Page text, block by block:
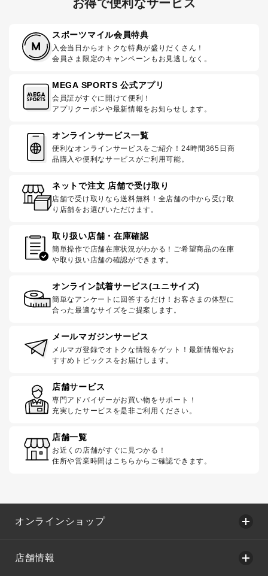
お得で便利なサービス
スポーツマイル会員特典
入会当日からオトクな特典が盛りだくさん！
会員さま限定のキャンペーンもお見逃しなく。
MEGA SPORTS 公式アプリ
会員証がすぐに開けて便利！
アプリクーポンや最新情報をお知らせします。
オンラインサービス一覧
便利なオンラインサービスをご紹介！24時間365日商
品購入や便利なサービスがご利用可能。
ネットで注文 店舗で受け取り
店舗で受け取りなら送料無料！全店舗の中から受け取
り店舗をお選びいただけます。
取り扱い店舗・在庫確認
簡単操作で店舗在庫状況がわかる！ご希望商品の在庫
や取り扱い店舗の確認ができます。
オンライン試着サービス(ユニサイズ)
簡単なアンケートに回答するだけ！お客さまの体型に
合った最適なサイズをご提案します。
メールマガジンサービス
メルマガ登録でオトクな情報をゲット！最新情報やお
すすめトピックスをお届けします。
店舗サービス
専門アドバイザーがお買い物をサポート！
充実したサービスを是非ご利用ください。
店舗一覧
お近くの店舗がすぐに見つかる！
住所や営業時間はこちらからご確認できます。
オンラインショップ
店舗情報